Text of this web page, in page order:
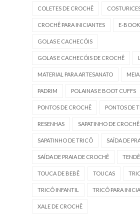
COLETES DE CROCHÊ
CROCHÊ PARA INICIANTES E-BOOK
GOLAS E CACHECÓIS
GOLAS E CACHECÓIS DE CROCHÊ
MATERIAL PARA ARTESANATO
PADRIM POLAINAS E BOOT CUFFS
PONTOS DE CROCHÊ PONTOS DE
RESENHAS SAPATINHO DE CROCHÊ
SAPATINHO DE TRICÔ SAÍDA DE
SAÍDA DE PRAIA DE CROCHÊ
TOUCA DE BEBÊ TOUCAS
TRICÔ INFANTIL TRICÔ PARA
XALE DE CROCHÊ